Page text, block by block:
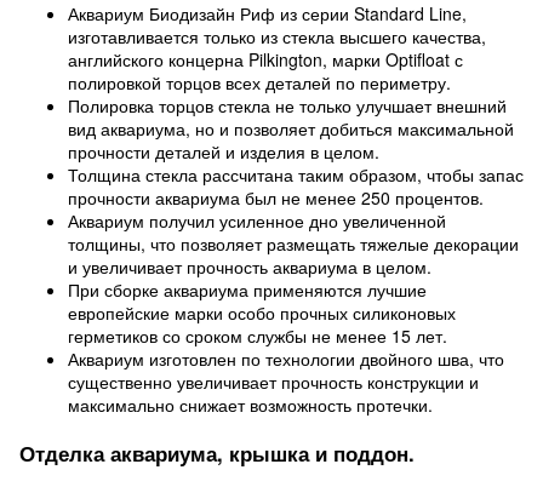
Аквариум Биодизайн Риф из серии Standard Line,
изготавливается только из стекла высшего качества,
английского концерна Pilkington, марки Optifloat с
полировкой торцов всех деталей по периметру.
Полировка торцов стекла не только улучшает внешний
вид аквариума, но и позволяет добиться максимальной
прочности деталей и изделия в целом.
Толщина стекла рассчитана таким образом, чтобы запас
прочности аквариума был не менее 250 процентов.
Аквариум получил усиленное дно увеличенной
толщины, что позволяет размещать тяжелые декорации
и увеличивает прочность аквариума в целом.
При сборке аквариума применяются лучшие
европейские марки особо прочных силиконовых
герметиков со сроком службы не менее 15 лет.
Аквариум изготовлен по технологии двойного шва, что
существенно увеличивает прочность конструкции и
максимально снижает возможность протечки.
Отделка аквариума, крышка и поддон.